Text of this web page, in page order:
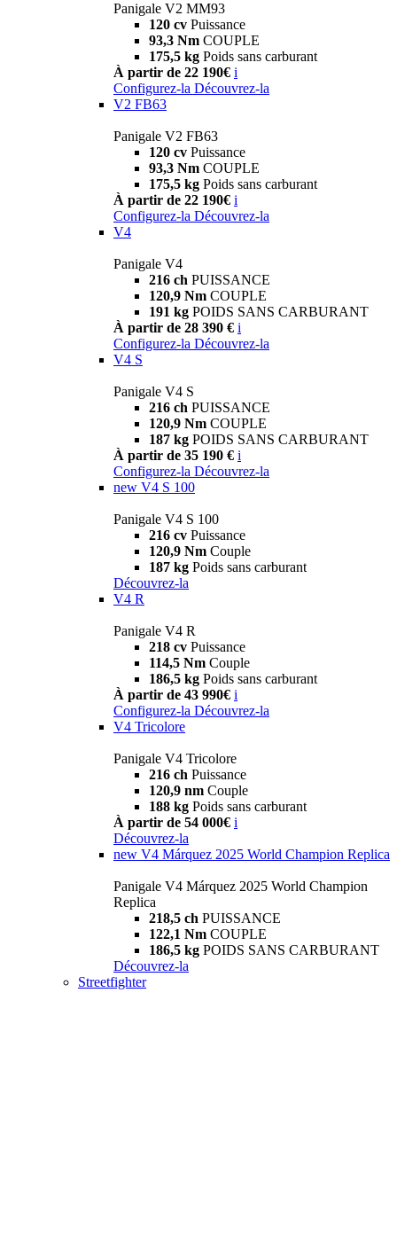
Panigale V2 MM93
120 cv Puissance
93,3 Nm COUPLE
175,5 kg Poids sans carburant
À partir de 22 190€ i
Configurez-la Découvrez-la
V2 FB63
Panigale V2 FB63
120 cv Puissance
93,3 Nm COUPLE
175,5 kg Poids sans carburant
À partir de 22 190€ i
Configurez-la Découvrez-la
V4
Panigale V4
216 ch PUISSANCE
120,9 Nm COUPLE
191 kg POIDS SANS CARBURANT
À partir de 28 390 € i
Configurez-la Découvrez-la
V4 S
Panigale V4 S
216 ch PUISSANCE
120,9 Nm COUPLE
187 kg POIDS SANS CARBURANT
À partir de 35 190 € i
Configurez-la Découvrez-la
new V4 S 100
Panigale V4 S 100
216 cv Puissance
120,9 Nm Couple
187 kg Poids sans carburant
Découvrez-la
V4 R
Panigale V4 R
218 cv Puissance
114,5 Nm Couple
186,5 kg Poids sans carburant
À partir de 43 990€ i
Configurez-la Découvrez-la
V4 Tricolore
Panigale V4 Tricolore
216 ch Puissance
120,9 nm Couple
188 kg Poids sans carburant
À partir de 54 000€ i
Découvrez-la
new V4 Márquez 2025 World Champion Replica
Panigale V4 Márquez 2025 World Champion
Replica
218,5 ch PUISSANCE
122,1 Nm COUPLE
186,5 kg POIDS SANS CARBURANT
Découvrez-la
Streetfighter